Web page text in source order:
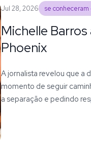
Jul 28, 2026 se
Michelle
Phoenix
A jornalista revelou que a
momento de seguir
a separação e pedindo